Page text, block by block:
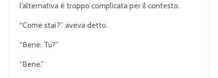
l’alternativa è troppo complicata per il contesto.
“Come stai?” aveva detto.
“Bene. Tu?”
“Bene.”